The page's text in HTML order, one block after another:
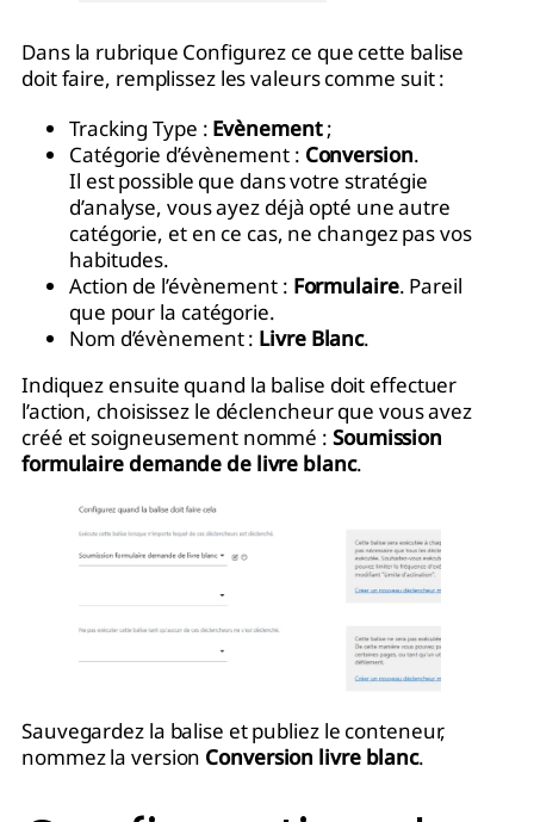
Dans la rubrique Configurez ce que cette balise
doit faire, remplissez les valeurs comme suit :
Tracking Type : Evènement;
Catégorie d’évènement : Conversion.
Il est possible que dans votre stratégie
d’analyse, vous ayez déjà opté une autre
catégorie, et en ce cas, ne changez pas vos
habitudes.
Action de l’évènement : Formulaire. Pareil
que pour la catégorie.
Nom d’évènement : Livre Blanc.
Indiquez ensuite quand la balise doit effectuer
l’action, choisissez le déclencheur que vous avez
créé et soigneusement nommé : Soumission
formulaire demande de livre blanc.
Sauvegardez la balise et publiez le conteneur,
nommez la version Conversion livre blanc.